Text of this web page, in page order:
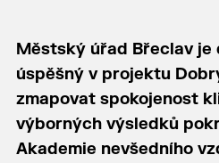
Městský úřad Břeclav je
úspěšný v projektu
zmapovat spokojenost
výborných výsledků
Akademie nevšedního